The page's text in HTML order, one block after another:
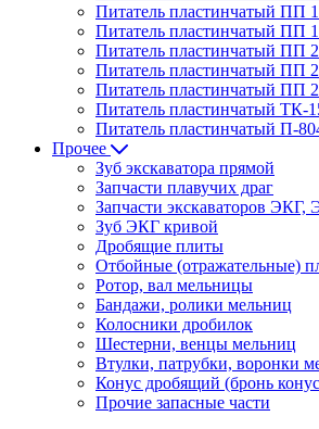
Питатель пластинчатый ПП
Питатель пластинчатый ПП
Питатель пластинчатый ПП
Питатель пластинчатый ПП
Питатель пластинчатый ПП
Питатель пластинчатый ТК-
Питатель пластинчатый П-
Прочее
Зуб экскаватора прямой
Запчасти плавучих драг
Запчасти экскаваторов
Зуб ЭКГ кривой
Дробящие плиты
Отбойные (отражательные)
Ротор, вал мельницы
Бандажи, ролики мельниц
Колосники дробилок
Шестерни, венцы мельниц
Втулки, патрубки, воронки
Конус дробящий (бронь
Прочие запасные части